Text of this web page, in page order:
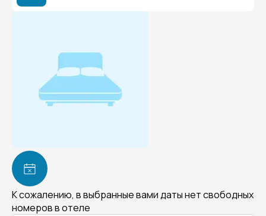
К сожалению, в выбранные вами даты нет свободных
номеров в отеле